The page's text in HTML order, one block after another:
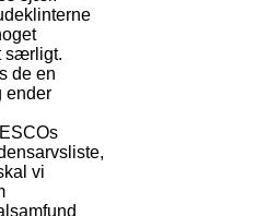
særligt.
de en
ender
vi